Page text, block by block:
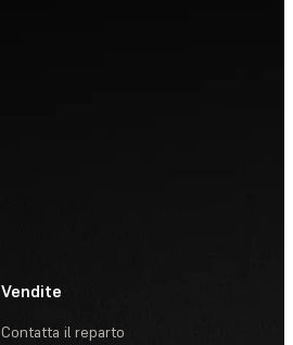
Vendite
Contatta il reparto